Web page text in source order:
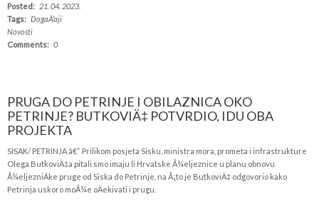
Posted: 21. 04. 2023.
Tags: DogaÄ‘aji
Novosti
Comments: 0
PRUGA DO PETRINJE I OBILAZNICA OKO
PETRINJE? BUTKOVIÄ‡ POTVRDIO, IDU OBA
PROJEKTA
SISAK/ PETRINJA â€“ Prilikom posjeta Sisku, ministra mora, prometa i infrastrukture
Olega ButkoviÄ‡a pitali smo imaju li Hrvatske Å¾eljeznice u planu obnovu
Å¾eljezniÄke pruge od Siska do Petrinje, na Å¡to je ButkoviÄ‡ odgovorio kako
Petrinja uskoro moÅ¾e oÄekivati i prugu.